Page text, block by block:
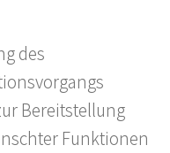
des
Bereitstellung
Funktionen